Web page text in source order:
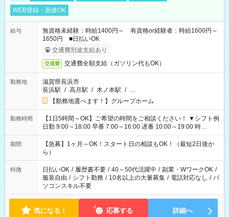
WEB登録・面接OK
給与
無資格未経験：時給1400円～ 有資格or経験者：時給1600円～
1650円 ■日払いOK
交通費別途支給あり
交通費 交通費全額支給（ガソリン代もOK）
勤務地
滋賀県長浜市
長浜駅 / 高月駅 / 木ノ本駅 / …
【勤務地選べます！】グループホーム
勤務時間
【1日5時間～OK】ご希望の時間をご相談ください！ ▼シフト例
日勤 9:00～18:00 早番 7:00～16:00 遅番 10:00～19:00 時
短 10:00～15:00 上記はあくまで一例です。 「夕方までには帰
宅しておきたい」 「朝はゆっくりのスタートがいい」 「お昼の
時間を有効に使いたい」 など、ご希望があれば教えてください
ね。
期間
【急募】1ヶ月～OK！スタート日の相談もOK！（最短2日後か
ら）
特徴 日払いOK / 履歴書不要 / 40～50代活躍中 / 副業・WワークOK /
服装自由 / シフト勤務 / 10名以上の大量募集 / 電話対応なし / パ
ソコンスキル不要
気になる！ 応募する 詳細へ